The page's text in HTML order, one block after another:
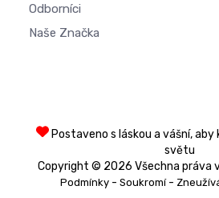
Odborníci
Naše Značka
Postaveno s láskou a vášní, aby
světu
Copyright © 2026 Všechna práva
Podmínky- Soukromí-